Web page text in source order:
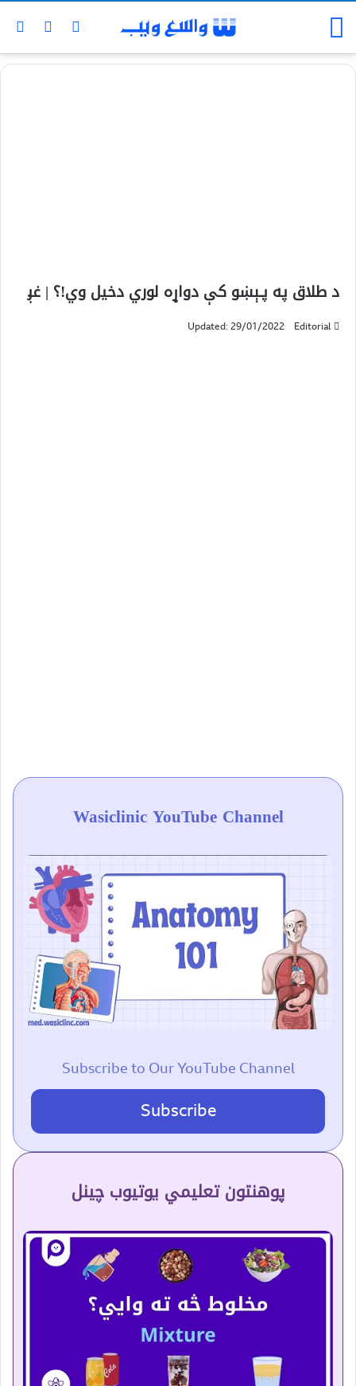
د طلاق په پـېښو کې دواړه لوري دخیل وي!؟ | غږ
Editorial
Updated: 29/01/2022
Wasiclinic YouTube Channel
Subscribe to Our YouTube Channel
Subscribe
پوهنتون تعلیمي یوتیوب چینل